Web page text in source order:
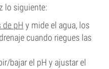
lo siguiente:
de pH y mide el agua, los
cuando riegues las
bajar el pH y ajustar el